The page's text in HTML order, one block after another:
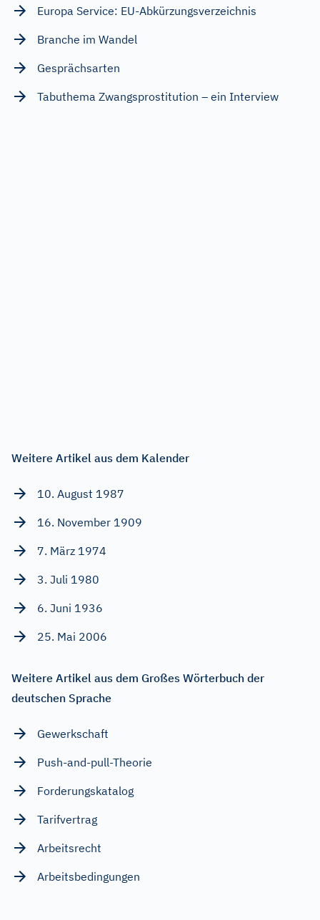
Europa Service: EU-Abkürzungsverzeichnis
Branche im Wandel
Gesprächsarten
Tabuthema Zwangsprostitution – ein Interview
Weitere Artikel aus dem Kalender
10. August 1987
16. November 1909
7. März 1974
3. Juli 1980
6. Juni 1936
25. Mai 2006
Weitere Artikel aus dem Großes Wörterbuch der
deutschen Sprache
Gewerkschaft
Push-and-pull-Theorie
Forderungskatalog
Tarifvertrag
Arbeitsrecht
Arbeitsbedingungen